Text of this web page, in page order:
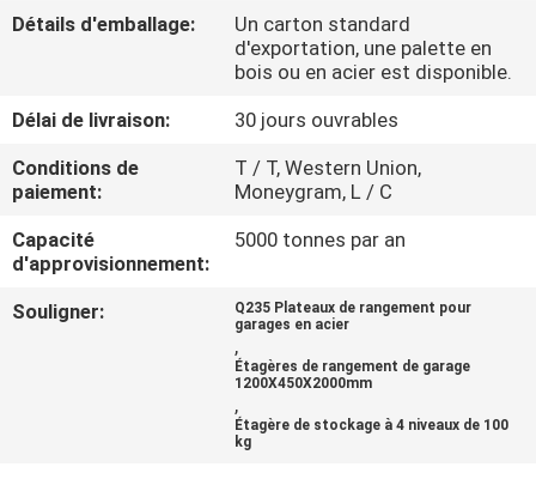
CONTRÔLE
QUALITÉ
CONTACTEZ-
NOUS
DEMANDEZ
Détails d'emballage:
Un carton standard
d'exportation, une palette en
bois ou en acier est disponible.
Délai de livraison:
30 jours ouvrables
Conditions de
paiement:
T / T, Western Union,
Moneygram, L / C
Capacité
d'approvisionnement:
5000 tonnes par an
Souligner:
Q235 Plateaux de rangement pour
garages en acier
,
Étagères de rangement de garage
1200X450X2000mm
,
Étagère de stockage à 4 niveaux de 100
kg